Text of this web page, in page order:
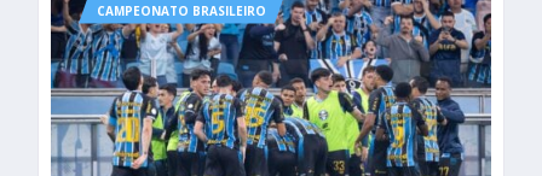
CAMPEONATO BRASILEIRO